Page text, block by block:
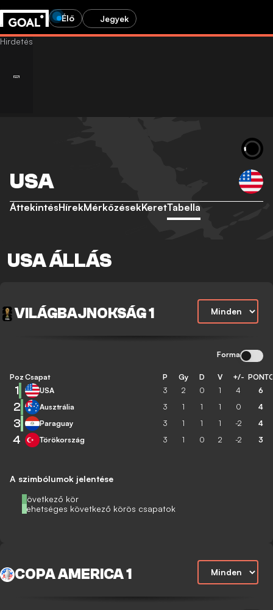
Élő Jegyek
USA
ÁttekintésHírekMérkőzésekKeretTabella
USA ÁLLÁS
VILÁGBAJNOKSÁG 1
Forma
A szimbólumok jelentése
Következő kör
Lehetséges következő körös csapatok
Poz Csapat P Gy D V +/-
1 USA 3 2 0 1 4 6
2 Ausztrália 3 1 1 1 0 4
3 Paraguay 3 1 1 1 -2 4
4 Törökország 3 1 0 2 -2 3
COPA AMERICA 1